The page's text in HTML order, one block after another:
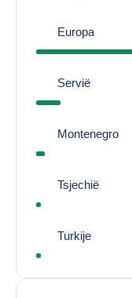
Europa
Servië
Montenegro
Tsjechië
Turkije